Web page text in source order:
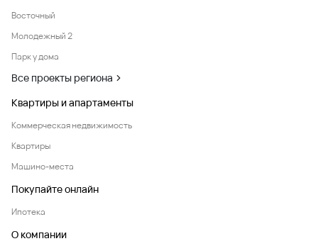
Восточный
Молодежный 2
Парк у дома
Все проекты региона
Квартиры и апартаменты
Коммерческая недвижимость
Квартиры
Машино-места
Покупайте онлайн
Ипотека
О компании